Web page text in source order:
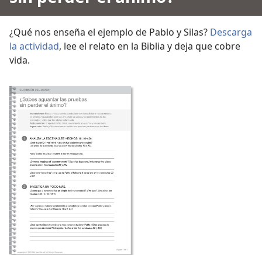
¿Qué nos enseña el ejemplo de Pablo y Silas? Descarga
la actividad, lee el relato en la Biblia y deja que cobre
vida.